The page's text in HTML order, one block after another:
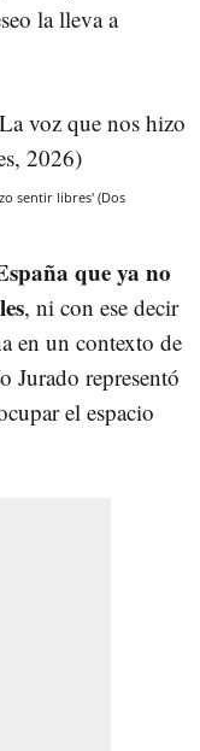
la lleva a
sentir libres' (Dos
que ya no
, ni con ese decir
en un contexto de
Jurado representó
el espacio